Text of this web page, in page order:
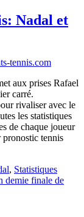
Nadal et
tennis.com
aux prises Rafael
carré.
rivaliser avec le
les statistiques
de chaque joueur
pronostic tennis
, Statistiques
demie finale de